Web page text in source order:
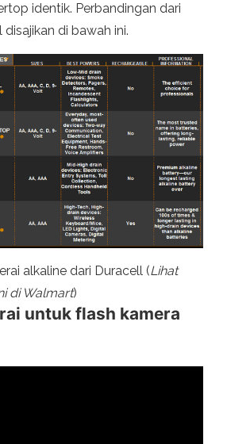
identik. Perbandingan dari
di bawah ini.
alkaline dari Duracell (Lihat
di Walmart)
untuk flash kamera